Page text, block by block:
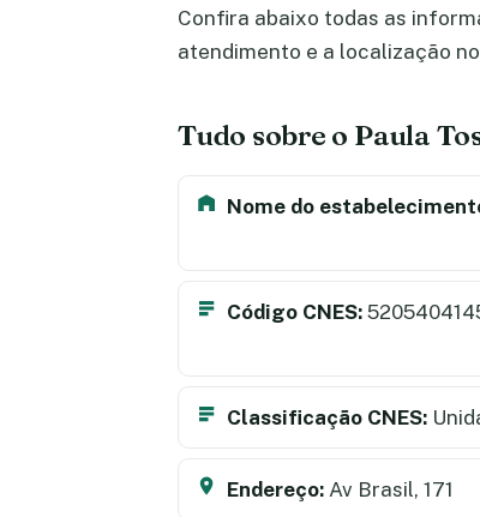
Confira abaixo todas as
atendimento e a localização
Tudo sobre o Paula
Nome do
Código CNES:
Classificação CNES:
Endereço: Av Brasil, 171